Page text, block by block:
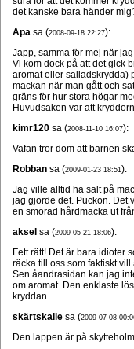
det kanske bara händer
Apa sa (2008-09-18 22:27):
Japp, samma för mej när
Vi kom dock på att det gick
aromat eller salladskrydda)
mackan när man gått och
gräns för hur stora högar
Huvudsaken var att
kimr120 sa (2008-11-10 16:07):
Vafan tror dom att barnen
Robban sa (2009-01-23 18:51):
Jag ville alltid ha salt på
jag gjorde det. Puckon. Det
en smörad hårdmacka ut
aksel sa (2009-05-21 18:06):
Fett rätt! Det är bara idioter
räcka till oss som faktiskt
Sen åandrasidan kan jag
om aromat. Den enklaste
kryddan.
skärtskalle sa (2009-07-08
Den lappen är på